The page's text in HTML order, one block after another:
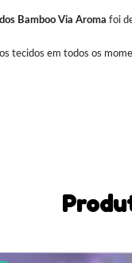
Bamboo Via Aroma foi
tecidos em todos os